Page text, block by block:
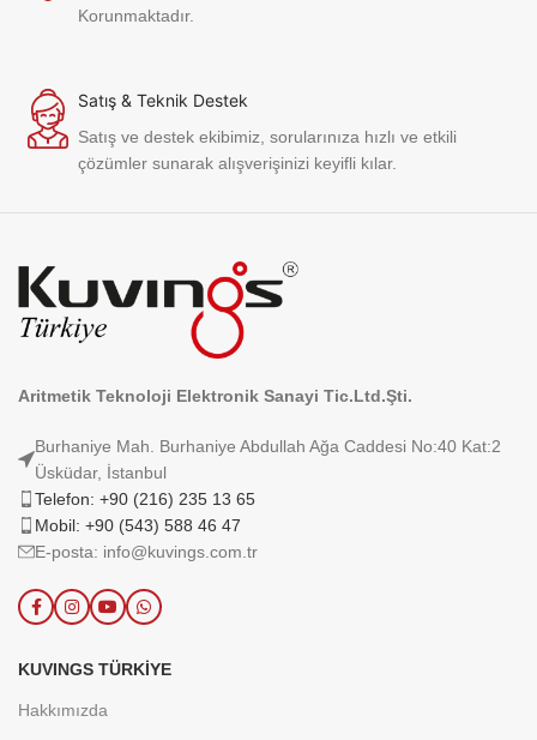
Korunmaktadır.
Satış & Teknik Destek
Satış ve destek ekibimiz, sorularınıza hızlı ve etkili
çözümler sunarak alışverişinizi keyifli kılar.
Aritmetik Teknoloji Elektronik Sanayi Tic.Ltd.Şti.
Burhaniye Mah. Burhaniye Abdullah Ağa Caddesi No:40 Kat:2
Üsküdar, İstanbul
Telefon: +90 (216) 235 13 65
Mobil: +90 (543) 588 46 47
E-posta: info@kuvings.com.tr
KUVINGS TÜRKIYE
Hakkımızda